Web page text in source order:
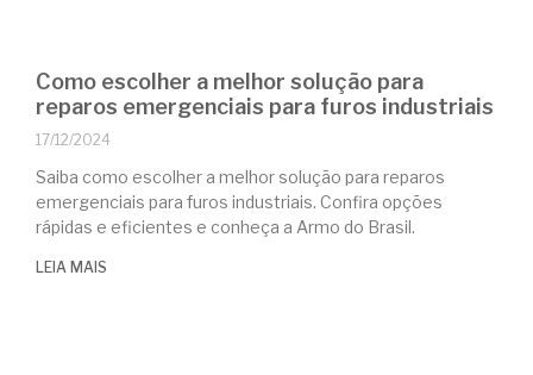
Como escolher a melhor solução para
reparos emergenciais para furos industriais
17/12/2024
Saiba como escolher a melhor solução para reparos
emergenciais para furos industriais. Confira opções
rápidas e eficientes e conheça a Armo do Brasil.
LEIA MAIS